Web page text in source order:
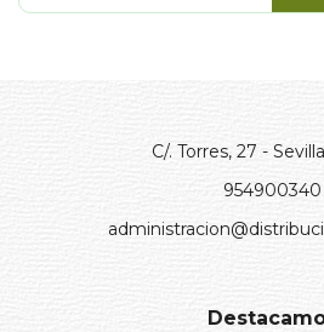
C/. Torres, 27 -
954900340